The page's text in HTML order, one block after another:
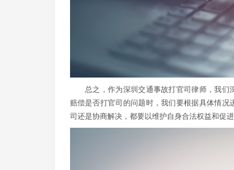
总之，作为深圳交通事故打官司律师，我们
赔偿是否打官司的问题时，我们要根据具体情
司还是协商解决，都要以维护自身合法权益和促